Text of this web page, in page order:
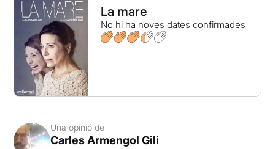
La mare
No hi ha noves dates confirmades
Una opinió de
Carles Armengol Gili